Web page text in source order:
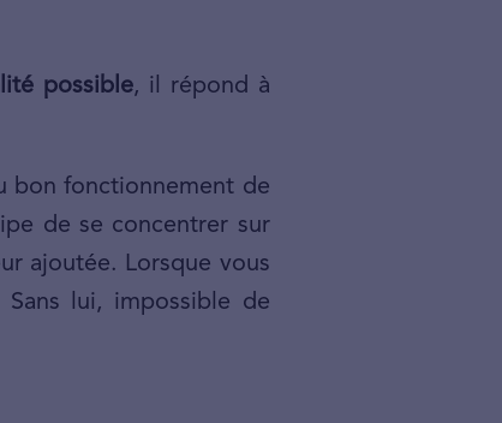
possible, il répond à
bon fonctionnement de
de se concentrer sur
ajoutée. Lorsque vous
lui, impossible de